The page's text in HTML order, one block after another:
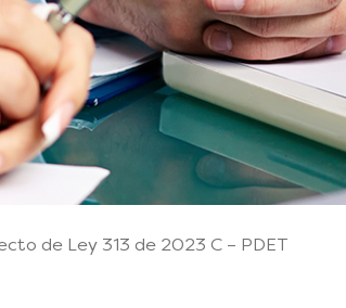
de Ley 313 de 2023 C – PDET